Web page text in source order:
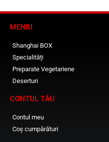
MENIU
Shanghai BOX
Specialități
Preparate Vegetariene
Deserturi
CONTUL TĂU
Contul meu
Coș cumpărături